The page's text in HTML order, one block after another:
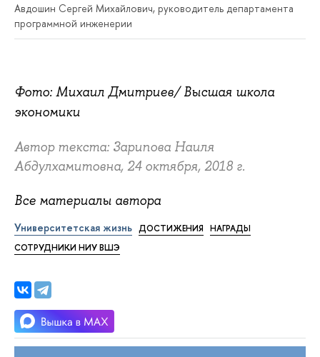
Авдошин Сергей Михайлович, руководитель департамента
программной инженерии
Фото: Михаил Дмитриев/ Высшая школа
экономики
Автор текста: Зарипова Наиля
Абдулхамитовна, 24 октября, 2018 г.
Все материалы автора
Университетская жизнь ДОСТИЖЕНИЯ
НАГРАДЫ
СОТРУДНИКИ НИУ ВШЭ